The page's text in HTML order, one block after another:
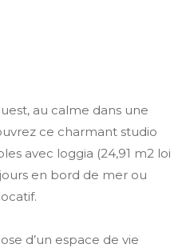
au calme dans une
ce charmant studio
avec loggia (24,91 m2 loi
en bord de mer ou
d’un espace de vie